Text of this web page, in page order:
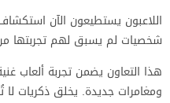
اللاعبون يستطيعون الآن
شخصيات لم يسبق لهم تجربتها
هذا التعاون يضمن تجربة ألعاب
ومغامرات جديدة. يخلق ذكريات